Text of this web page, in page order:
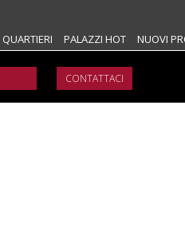
QUARTIERI PALAZZI HOT NUOVI
CONTATTACI